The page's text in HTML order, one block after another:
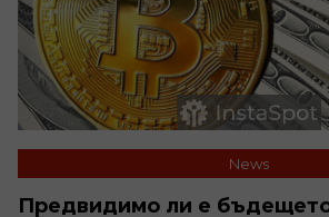
News
Предвидимо ли е